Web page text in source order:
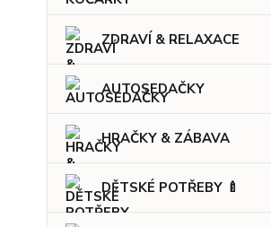
ZDRAVÍ & RELAXACE
AUTOSEDAČKY
HRAČKY & ZÁBAVA
DĚTSKÉ POTŘEBY 🍼